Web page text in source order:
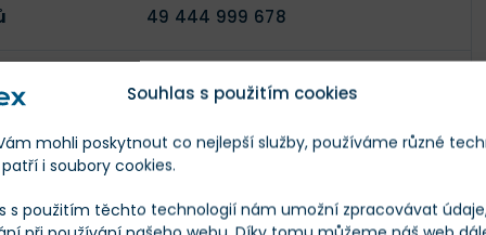
Souhlas s použitím cookies
mohli poskytnout co nejlepší služby, používáme různé
i soubory cookies.
s použitím těchto technologií nám umožní zpracovávat
49 444 999 678
50 000 000 000
$4 485 542
$205 490 145